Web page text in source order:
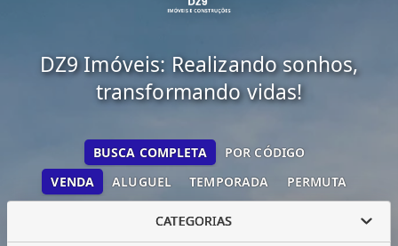
DZ9 Imóveis: Realizando sonhos,
transformando vidas!
VENDA ALUGUEL TEMPORADA PERMUTA
BUSCA COMPLETA POR CÓDIGO
CATEGORIAS